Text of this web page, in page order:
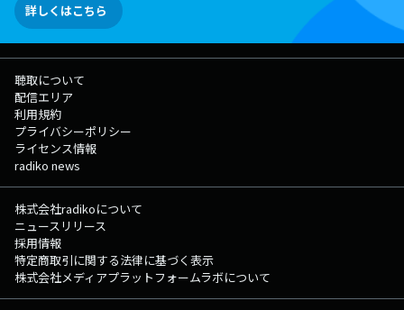
詳しくはこちら
聴取について
配信エリア
利用規約
プライバシーポリシー
ライセンス情報
radiko news
株式会社radikoについて
ニュースリリース
採用情報
特定商取引に関する法律に基づく表示
株式会社メディアプラットフォームラボについて